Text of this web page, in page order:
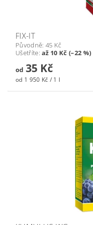
FIX-IT
Původně: 45 Kč
Ušetříte:až 10 Kč (–22 %)
od35 Kč
od 1 950 Kč / 1 l